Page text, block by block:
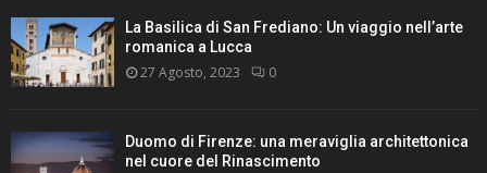
La Basilica di San Frediano: Un viaggio nell’arte
romanica a Lucca
27 Agosto, 2023 0
Duomo di Firenze: una meraviglia architettonica
nel cuore del Rinascimento